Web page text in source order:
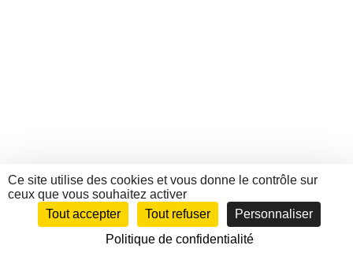
Ce site utilise des cookies et vous donne le contrôle sur
ceux que vous souhaitez activer
Tout accepter
Tout refuser
Personnaliser
Politique de confidentialité